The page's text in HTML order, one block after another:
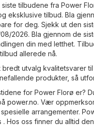
tilbudene fra Power
eksklusive tilbud. Bla
for deg. Sjekk ut den
2026. Bla gjennom de
din med letthet.
allerede nå.
utvalg kvalitetsvarer
produkter, så
for Power Florø er?
power.no. Vær
arrangementer.
Hos oss finner du alltid